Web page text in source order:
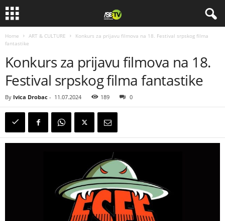
Home ART & CULTURE
Konkurs za prijavu filmova na 18. Festival srpskog filma
fantastike
Konkurs za prijavu filmova na 18.
Festival srpskog filma fantastike
By Ivica Drobac - 11.07.2024 189 0